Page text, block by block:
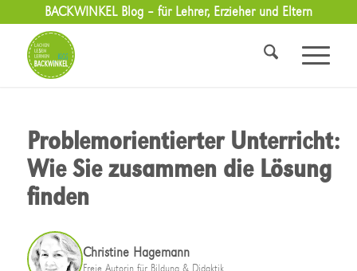
BACKWINKEL Blog – für Lehrer, Erzieher und Eltern
Problemorientierter Unterricht:
Wie Sie zusammen die Lösung
finden
Christine Hagemann
Freie Autorin für Bildung & Didaktik